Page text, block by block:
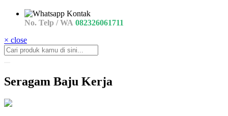
No. Telp / WA 082326061711
× close
Seragam Baju Kerja